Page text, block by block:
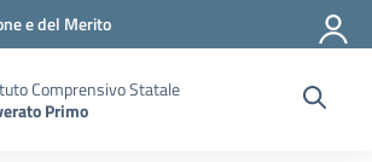
e del Merito
Comprensivo Statale
Primo